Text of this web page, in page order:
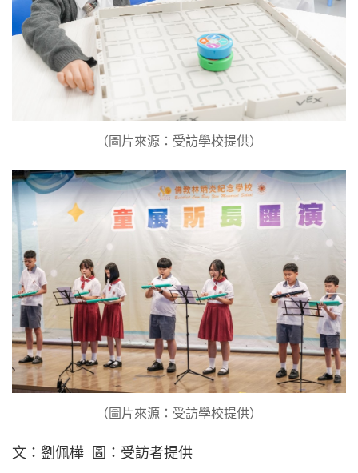
（圖片來源：受訪學校提供）
（圖片來源：受訪學校提供）
文：劉佩樺 圖：受訪者提供